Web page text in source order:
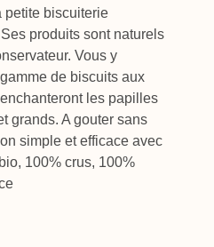
petite biscuiterie
produits sont naturels
Vous y
de biscuits aux
les papilles
grands. A gouter sans
simple et efficace avec
100% crus, 100%